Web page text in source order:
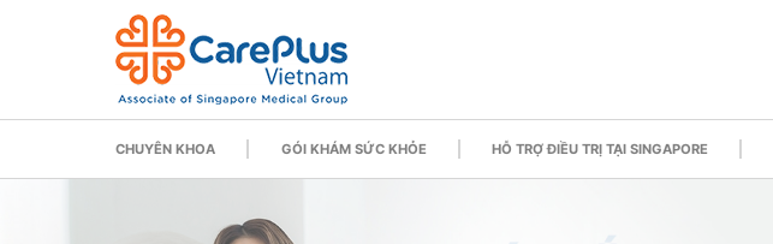
CHUYÊN KHOA GÓI KHÁM SỨC KHỎE HỖ TRỢ ĐIỀU TRỊ TẠI SINGAPORE